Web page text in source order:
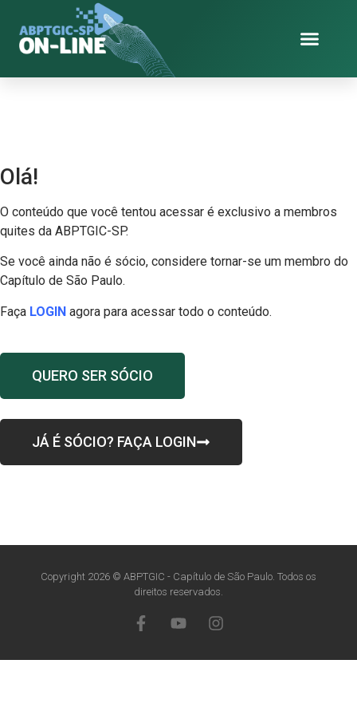
Olá!
O conteúdo que você tentou acessar é exclusivo a membros
quites da ABPTGIC-SP.
Se você ainda não é sócio, considere tornar-se um membro do
Capítulo de São Paulo.
Faça LOGIN agora para acessar todo o conteúdo.
QUERO SER SÓCIO
JÁ É SÓCIO? FAÇA LOGIN
Copyright 2026 © ABPTGIC - Capítulo de São Paulo. Todos os
direitos reservados.